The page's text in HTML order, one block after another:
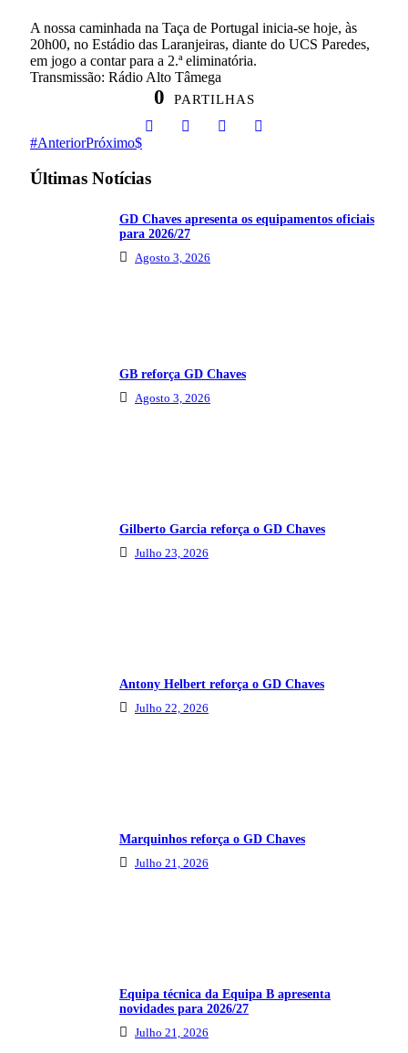
A nossa caminhada na Taça de Portugal inicia-se hoje, às
20h00, no Estádio das Laranjeiras, diante do UCS Paredes,
em jogo a contar para a 2.ª eliminatória.
Transmissão: Rádio Alto Tâmega
0 PARTILHAS
AnteriorPróximo
Últimas Notícias
GD Chaves apresenta os equipamentos oficiais
para 2026/27
Agosto 3, 2026
GB reforça GD Chaves
Agosto 3, 2026
Gilberto Garcia reforça o GD Chaves
Julho 23, 2026
Antony Helbert reforça o GD Chaves
Julho 22, 2026
Marquinhos reforça o GD Chaves
Julho 21, 2026
Equipa técnica da Equipa B apresenta
novidades para 2026/27
Julho 21, 2026